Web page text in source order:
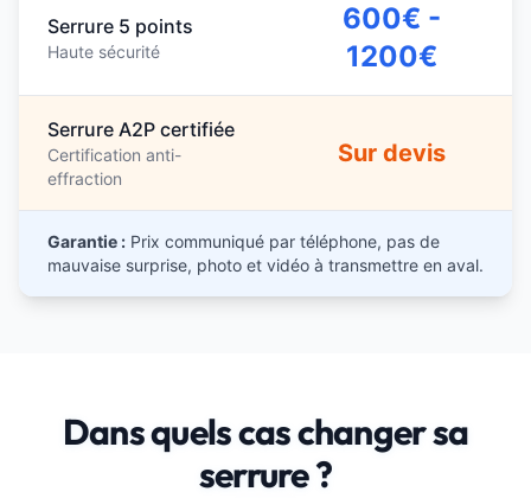
Serrure 5 points
Haute sécurité
600€ -
1200€
Serrure A2P certifiée
Certification anti-
effraction
Sur devis
Garantie : Prix communiqué par téléphone, pas de
mauvaise surprise, photo et vidéo à transmettre en aval.
Dans quels cas changer sa
serrure ?